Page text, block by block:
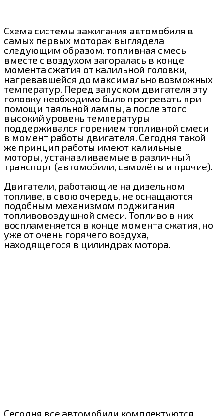
Схема системы зажигания автомобиля в
самых первых моторах выглядела
следующим образом: топливная смесь
вместе с воздухом загоралась в конце
момента сжатия от калильной головки,
нагревавшейся до максимально возможных
температур. Перед запуском двигателя эту
головку необходимо было прогревать при
помощи паяльной лампы, а после этого
высокий уровень температуры
поддерживался горением топливной смеси
в момент работы двигателя. Сегодня такой
же принцип работы имеют калильные
моторы, устанавливаемые в различный
транспорт (автомобили, самолёты и прочие).
Двигатели, работающие на дизельном
топливе, в свою очередь, не оснащаются
подобным механизмом поджигания
топливовоздушной смеси. Топливо в них
воспламеняется в конце момента сжатия, но
уже от очень горячего воздуха,
находящегося в цилиндрах мотора.
Сегодня все автомобили комплектуются